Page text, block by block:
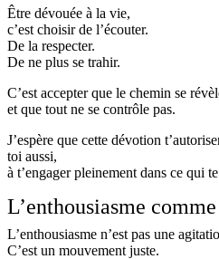
Être dévouée à la vie,
c’est choisir de l’écouter.
De la respecter.
De ne plus se trahir.
C’est accepter que le chemin se
et que tout ne se contrôle pas.
J’espère que cette dévotion
toi aussi,
à t’engager pleinement dans ce qui
L’enthousiasme
L’enthousiasme n’est pas une
C’est un mouvement juste.